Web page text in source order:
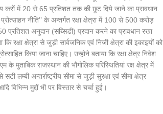
करों में 20 से 65 प्रतिशत तक की छूट दिये जाने का प्रावधान
नीति’’ के अन्तर्गत रक्षा क्षेत्रा में 100 से 500 करोड़
अनुदान (सब्सिडी) प्रदान करने का प्रावधान रखा
रक्षा क्षेत्रा से जुड़ी सार्वजनिक एवं निजी क्षेत्रा की इकाइयों को
किया जाना चाहिए। उन्होने बताया कि रक्षा क्षेत्र निवेश
के मुताबिक राजस्थान की भौगोलिक परिस्थितियां रक्ष क्षेत्र में
अन्तर्राष्ट्रीय सीमा से जुड़ी सुरक्षा एवं सीमा क्षेत्र
मुद्दों भी पर विस्तार से चर्चा हुई।